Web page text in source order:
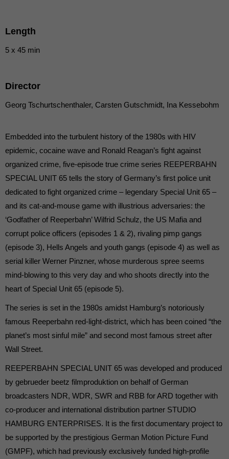
Length
5 x 45 min
Director
Georg Tschurtschenthaler, Carsten Gutschmidt, Ina Kessebohm
Embedded into the turbulent history of the 1980s with HIV
epidemic, cocaine wave and Ronald Reagan’s fight against
organized crime, five-episode true crime series REEPERBAHN
SPECIAL UNIT 65 tells the story of Germany’s first police unit
dedicated to fight organized crime – legendary Special Unit 65 –
and its cat-and-mouse game with illustrious adversaries: the
‘Godfather of Reeperbahn’ Wilfrid Schulz, the US Mafia and
corrupt police officers (episodes 1 & 2), rivaling pimp gangs
(episode 3), Hells Angels and youth gangs (episode 4) as well as
serial killer Werner Pinzner, whose murderous spree seems
mind-blowing to this very day and who shoots directly into the
heart of Special Unit 65 (episode 5).
The series is set in the 1980s amidst Hamburg’s notoriously
famous Reeperbahn red-light-district, which has been coined “the
planet’s most sinful mile” and second most famous street after
Wall Street.
REEPERBAHN SPECIAL UNIT 65 was developed and produced
by gebrueder beetz filmproduktion on behalf of German
broadcasters NDR, WDR, SWR and RBB for ARD together with
co-producer and international distribution partner STUDIO
HAMBURG ENTERPRISES. It is the first documentary project to
be supported by the prestigious German Motion Picture Fund
(GMPF), which had previously exclusively funded high-profile
Externe Medien (7)
Inhalte von Videoplattformen und Social-Media-Plattformen werden
powered by Borlabs Cookie